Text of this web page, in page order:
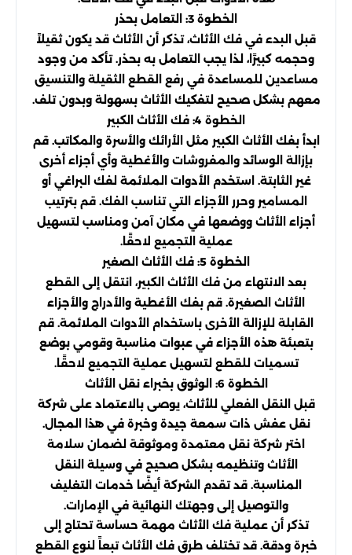
الخطوة 3: التعامل بحذر
قبل البدء في فك الأثاث، تذكر أن الأثاث قد يكون ثقيلاً
وحجمه كبيرًا، لذا يجب التعامل به بحذر. تأكد من وجود
مساعدين للمساعدة في رفع القطع الثقيلة والتنسيق
معهم بشكل صحيح لتفكيك الأثاث بسهولة وبدون تلف.
الخطوة 4: فك الأثاث الكبير
ابدأ بفك الأثاث الكبير مثل الأرائك والأسرة والمكاتب. قم
بإزالة الوسائد والمفروشات والأغطية وأي أجزاء أخرى
غير الثابتة. استخدم الأدوات الملائمة لفك البراغي أو
المسامير وحرر الأجزاء التي تناسب الفك. قم بترتيب
أجزاء الأثاث ووضعها في مكان آمن ومناسب لتسهيل
عملية التجميع لاحقًا.
الخطوة 5: فك الأثاث الصغير
بعد الانتهاء من فك الأثاث الكبير، انتقل إلى القطع
الأثاث الصغيرة. قم بفك الأغطية والأدراج والأجزاء
القابلة للإزالة الأخرى باستخدام الأدوات الملائمة. قم
بتعبئة هذه الأجزاء في عبوات مناسبة وقومي بوضع
تسميات للقطع لتسهيل عملية التجميع لاحقًا.
الخطوة 6: الوثوق بخبراء نقل الأثاث
قبل النقل الفعلي للأثاث، يوصى بالاعتماد على شركة
نقل عفش ذات سمعة جيدة وخبرة في هذا المجال.
اختر شركة نقل معتمدة وموثوقة لضمان سلامة
الأثاث وتنظيمه بشكل صحيح في وسيلة النقل
المناسبة. قد تقدم الشركة أيضًا خدمات التغليف
والتوصيل إلى وجهتك النهائية في الإمارات.
تذكر أن عملية فك الأثاث مهمة حساسة تحتاج إلى
خبرة ودقة. قد تختلف طرق فك الأثاث تبعاً لنوع القطع